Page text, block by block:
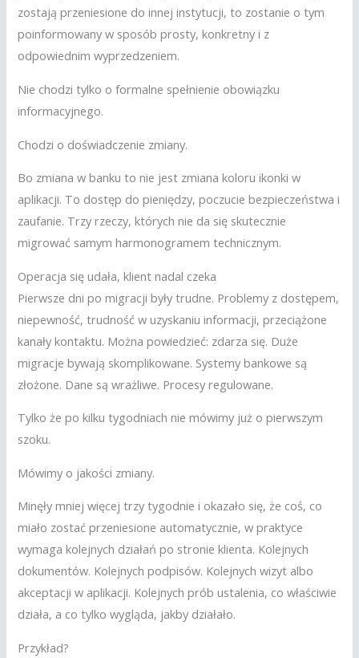
zostają przeniesione do innej instytucji, to zostanie o tym
poinformowany w sposób prosty, konkretny i z
odpowiednim wyprzedzeniem.
Nie chodzi tylko o formalne spełnienie obowiązku
informacyjnego.
Chodzi o doświadczenie zmiany.
Bo zmiana w banku to nie jest zmiana koloru ikonki w
aplikacji. To dostęp do pieniędzy, poczucie bezpieczeństwa i
zaufanie. Trzy rzeczy, których nie da się skutecznie
migrować samym harmonogramem technicznym.
Operacja się udała, klient nadal czeka
Pierwsze dni po migracji były trudne. Problemy z dostępem,
niepewność, trudność w uzyskaniu informacji, przeciążone
kanały kontaktu. Można powiedzieć: zdarza się. Duże
migracje bywają skomplikowane. Systemy bankowe są
złożone. Dane są wrażliwe. Procesy regulowane.
Tylko że po kilku tygodniach nie mówimy już o pierwszym
szoku.
Mówimy o jakości zmiany.
Minęły mniej więcej trzy tygodnie i okazało się, że coś, co
miało zostać przeniesione automatycznie, w praktyce
wymaga kolejnych działań po stronie klienta. Kolejnych
dokumentów. Kolejnych podpisów. Kolejnych wizyt albo
akceptacji w aplikacji. Kolejnych prób ustalenia, co właściwie
działa, a co tylko wygląda, jakby działało.
Przykład?